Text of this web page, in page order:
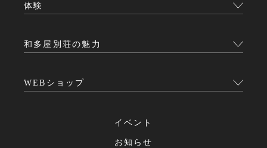
体験
和多屋別荘の魅力
WEBショップ
イベント
お知らせ